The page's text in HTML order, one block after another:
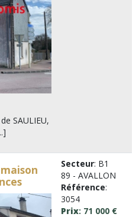
SAULIEU,
Secteur: B1
89 - AVALLON
Référence:
3054
Prix: 71 000 €